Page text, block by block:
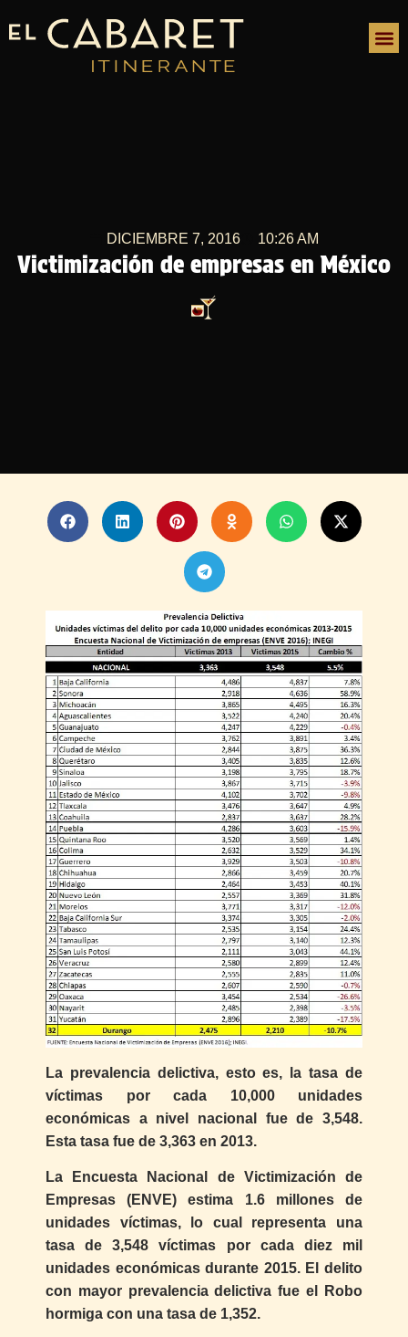
Victimización de empresas en México
DICIEMBRE 7, 2016 10:26 AM
La prevalencia delictiva, esto es, la tasa de
víctimas por cada 10,000 unidades
económicas a nivel nacional fue de 3,548.
Esta tasa fue de 3,363 en 2013.
La Encuesta Nacional de Victimización de
Empresas (ENVE) estima 1.6 millones de
unidades víctimas, lo cual representa una
tasa de 3,548 víctimas por cada diez mil
unidades económicas durante 2015. El delito
con mayor prevalencia delictiva fue el Robo
hormiga con una tasa de 1,352.